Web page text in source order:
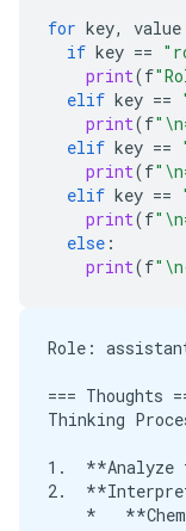
The
*   **H**
*   **O**
This formula
Beyond the
*
*
### 3.
If you are
for key, value
if key ==
print(f
elif key ==
print(f" \n
elif key ==
print(f" \n
elif key ==
print(f" \n
else :
print(f" \n
Role:
=== Thoughts
Thinking
1.  **Analyze
2.
*